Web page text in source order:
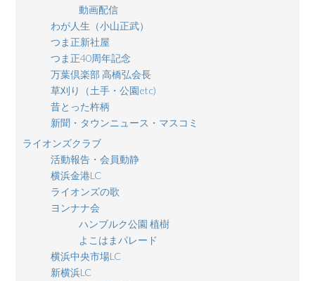
動画配信
わが人生（小山正武）
つま正新社屋
つま正40周年記念
万葉倶楽部 高橋弘会長
草刈り（土手・公園etc)
昔とった杵柄
新聞・タウンニュース・マスコミ
ライオンズクラブ
活動報告・会員動静
横浜金港LC
ライオンズの歌
ヨンナナ会
ハンブルク公園 植樹
よこはまパレード
横浜中央市場LC
新横浜LC